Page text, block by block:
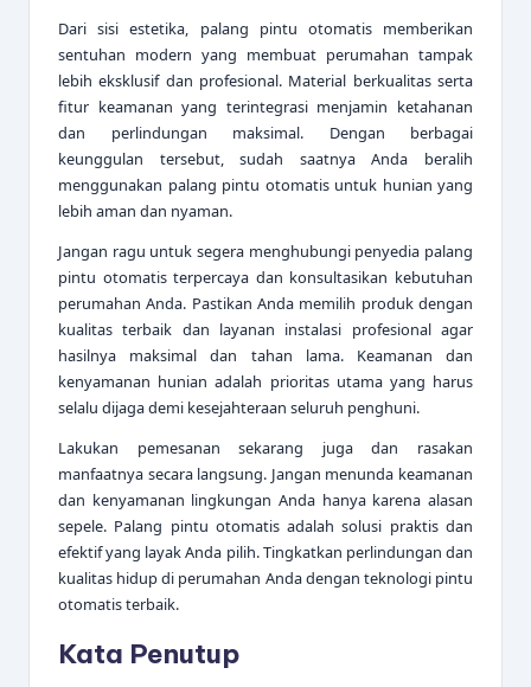
Dari sisi estetika, palang pintu otomatis memberikan
sentuhan modern yang membuat perumahan tampak
lebih eksklusif dan profesional. Material berkualitas serta
fitur keamanan yang terintegrasi menjamin ketahanan
dan perlindungan maksimal. Dengan berbagai
keunggulan tersebut, sudah saatnya Anda beralih
menggunakan palang pintu otomatis untuk hunian yang
lebih aman dan nyaman.
Jangan ragu untuk segera menghubungi penyedia palang
pintu otomatis terpercaya dan konsultasikan kebutuhan
perumahan Anda. Pastikan Anda memilih produk dengan
kualitas terbaik dan layanan instalasi profesional agar
hasilnya maksimal dan tahan lama. Keamanan dan
kenyamanan hunian adalah prioritas utama yang harus
selalu dijaga demi kesejahteraan seluruh penghuni.
Lakukan pemesanan sekarang juga dan rasakan
manfaatnya secara langsung. Jangan menunda keamanan
dan kenyamanan lingkungan Anda hanya karena alasan
sepele. Palang pintu otomatis adalah solusi praktis dan
efektif yang layak Anda pilih. Tingkatkan perlindungan dan
kualitas hidup di perumahan Anda dengan teknologi pintu
otomatis terbaik.
Kata Penutup